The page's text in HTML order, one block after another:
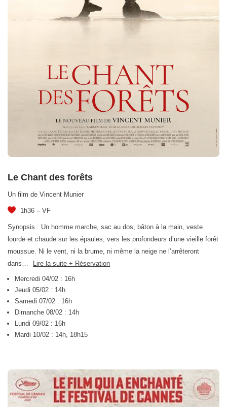
Le Chant des forêts
Un film de Vincent Munier
1h36 – VF
Synopsis : Un homme marche, sac au dos, bâton à la main, veste
lourde et chaude sur les épaules, vers les profondeurs d’une vieille forêt
moussue. Ni le vent, ni la brume, ni même la neige ne l’arrêteront
dans…
Lire la suite + Réservation
Mercredi 04/02 : 16h
Jeudi 05/02 : 14h
Samedi 07/02 : 16h
Dimanche 08/02 : 14h
Lundi 09/02 : 16h
Mardi 10/02 : 14h, 18h15